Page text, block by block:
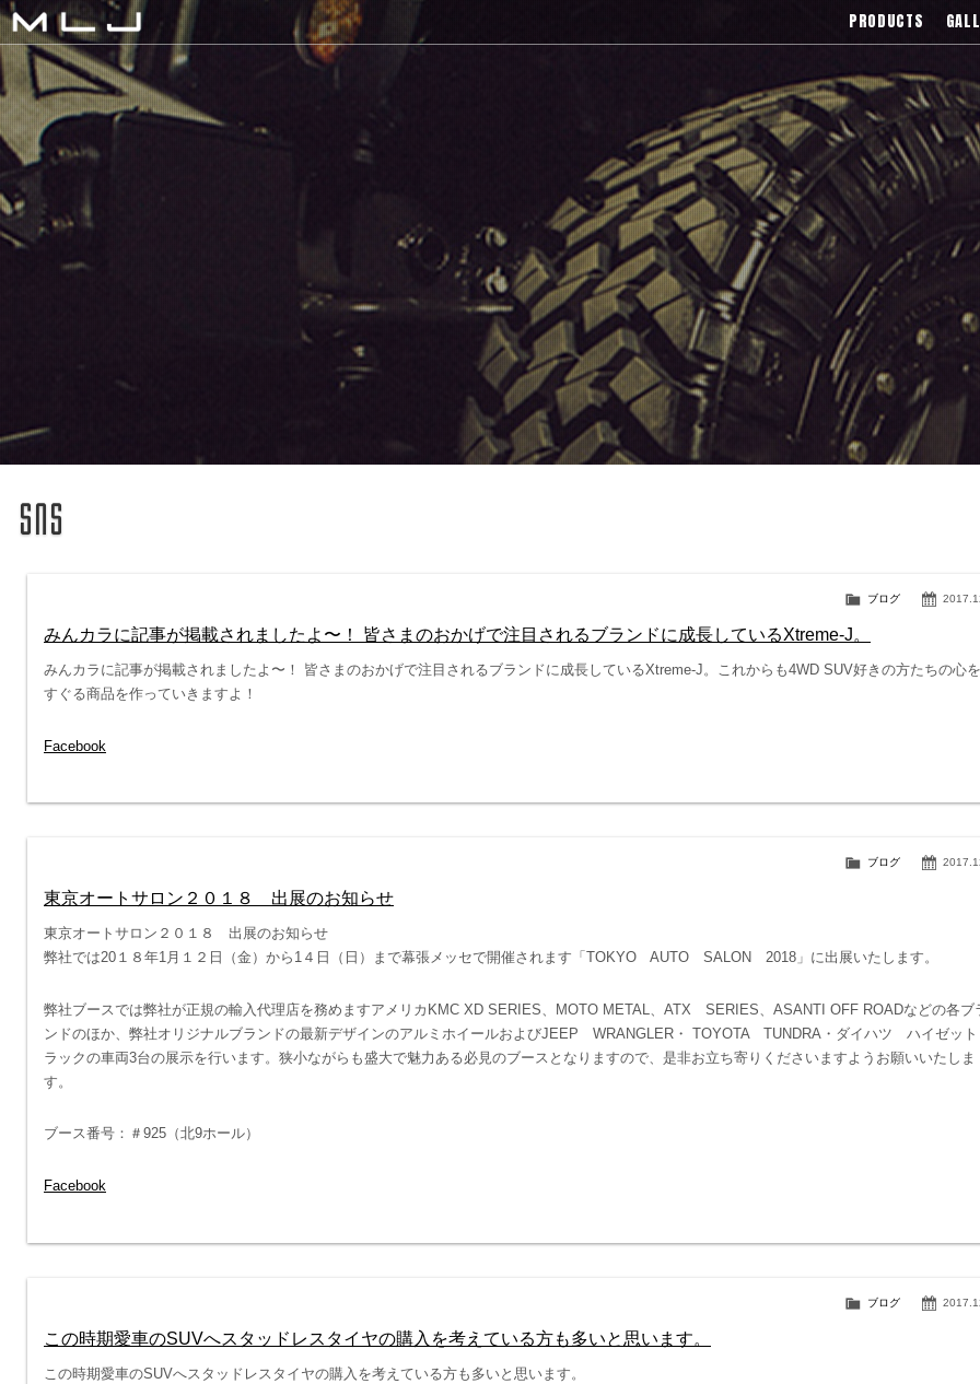
MLJ / Lexani(レクサーニ),Asanti(アサンティ),Wrest(ヴァレスト)などブラ
PRODUCTS
ブログ
みんカラに記事が掲載されましたよ〜！ 皆さまのおかげで注目されるブランドに成長しているXtreme-J。
みんカラに記事が掲載されましたよ〜！ 皆さまのおかげで注目されるブランドに成長しているXtreme-J。これからも4WD SUV好きの方たちの心
すぐる商品を作っていきますよ！
Facebook
ブログ
東京オートサロン２０１８ 出展のお知らせ
東京オートサロン２０１８ 出展のお知らせ
弊社では20１８年1月１２日（金）から1４日（日）まで幕張メッセで開催されます「TOKYO AUTO SALON 2018」に出展いたします。
弊社ブースでは弊社が正規の輸入代理店を務めますアメリカKMC XD SERIES、MOTO METAL、ATX SERIES、ASANTI OFF ROADなどの各ブ
ンドのほか、弊社オリジナルブランドの最新デザインのアルミホイールおよびJEEP WRANGLER・ TOYOTA TUNDRA・ダイハツ ハイゼット
ラックの車両3台の展示を行います。狭小ながらも盛大で魅力ある必見のブースとなりますので、是非お立ち寄りくださいますようお願いいたしま
す。
ブース番号：＃925（北9ホール）
Facebook
ブログ
この時期愛車のSUVへスタッドレスタイヤの購入を考えている方も多いと思います。
この時期愛車のSUVへスタッドレスタイヤの購入を考えている方も多いと思います。